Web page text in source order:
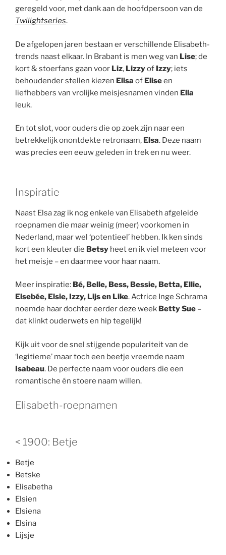
geregeld voor, met dank aan de hoofdpersoon van de
Twilightseries.
De afgelopen jaren bestaan er verschillende Elisabeth-
trends naast elkaar. In Brabant is men weg van Lise; de
kort & stoerfans gaan voor Liz, Lizzyof Izzy; iets
behoudender stellen kiezen Elisa of Eliseen
liefhebbers van vrolijke meisjesnamen vinden Ella
leuk.
En tot slot, voor ouders die op zoek zijn naar een
betrekkelijk onontdekte retronaam, Elsa. Deze naam
was precies een eeuw geleden in trek en nu weer.
Inspiratie
Naast Elsa zag ik nog enkele van Elisabeth afgeleide
roepnamen die maar weinig (meer) voorkomen in
Nederland, maar wel ‘potentieel’ hebben. Ik ken sinds
kort een kleuter die Betsy heet en ik viel meteen voor
het meisje – en daarmee voor haar naam.
Meer inspiratie: Bé, Belle, Bess, Bessie, Betta, Ellie,
Elsebée, Elsie, Izzy, Lijs en Like. Actrice Inge Schrama
noemde haar dochter eerder deze week Betty Sue –
dat klinkt ouderwets en hip tegelijk!
Kijk uit voor de snel stijgende populariteit van de
‘legitieme’ maar toch een beetje vreemde naam
Isabeau. De perfecte naam voor ouders die een
romantische én stoere naam willen.
Elisabeth-roepnamen
< 1900: Betje
Betje
Betske
Elisabetha
Elsien
Elsiena
Elsina
Lijsje